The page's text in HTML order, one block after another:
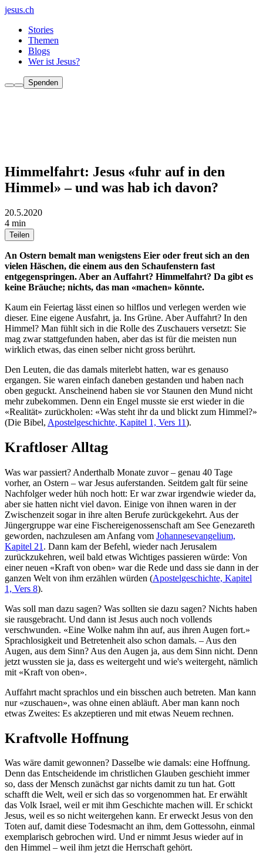
jesus.ch
Stories
Themen
Blogs
Wer ist Jesus?
Spenden
Himmelfahrt: Jesus «fuhr auf in den
Himmel» – und was hab ich davon?
20.5.2020
4 min
Teilen
An Ostern bemalt man wenigstens Eier oder freut sich an den
vielen Häschen, die einem aus den Schaufenstern fast
entgegenspringen. Aber an Auffahrt? Himmelfahrt? Da gibt es
keine Bräuche; nichts, das man «machen» könnte.
Kaum ein Feiertag lässt einen so hilflos und verlegen werden wie
dieser. Eine eigene Ausfahrt, ja. Ins Grüne. Aber Auffahrt? In den
Himmel? Man fühlt sich in die Rolle des Zuschauers versetzt: Sie
mag zwar stattgefunden haben, aber das ist für die meisten nun
wirklich etwas, das einen selber nicht gross berührt.
Den Leuten, die das damals miterlebt hatten, war es genauso
ergangen. Sie waren einfach daneben gestanden und haben nach
oben geguckt. Anscheinend haben sie vor Staunen den Mund nicht
mehr zubekommen. Denn ein Engel musste sie erst wieder in die
«Realität» zurückholen: «Was steht ihr da und blickt zum Himmel?»
(Die Bibel, Apostelgeschichte, Kapitel 1, Vers 11).
Kraftloser Alltag
Was war passiert? Anderthalb Monate zuvor – genau 40 Tage
vorher, an Ostern – war Jesus auferstanden. Seitdem galt für seine
Nachfolger weder hüh noch hott: Er war zwar irgendwie wieder da,
aber sie hatten nicht viel davon. Einige von ihnen waren in der
Zwischenzeit sogar in ihre alten Berufe zurückgekehrt. Aus der
Jüngergruppe war eine Fischereigenossenschaft am See Genezareth
geworden, nachzulesen am Anfang vom Johannesevangelium,
Kapitel 21 . Dann kam der Befehl, wieder nach Jerusalem
zurückzukehren, weil bald etwas Wichtiges passieren würde: Von
einer neuen «Kraft von oben» war die Rede und dass sie dann in der
ganzen Welt von ihm erzählen würden (Apostelgeschichte, Kapitel
1, Vers 8).
Was soll man dazu sagen? Was sollten sie dazu sagen? Nichts haben
sie rausgebracht. Und dann ist Jesus auch noch vollends
verschwunden. «Eine Wolke nahm ihn auf, aus ihren Augen fort.»
Sprachlosigkeit und Betretenheit also schon damals. – Aus den
Augen, aus dem Sinn? Aus den Augen ja, aus dem Sinn nicht. Denn
jetzt wussten sie ja, dass es weitergeht und wie's weitergeht, nämlich
mit «Kraft von oben».
Auffahrt macht sprachlos und ein bisschen auch betreten. Man kann
nur «zuschauen», was ohne einen abläuft. Aber man kann noch
etwas Zweites: Es akzeptieren und mit etwas Neuem rechnen.
Kraftvolle Hoffnung
Was wäre damit gewonnen? Dasselbe wie damals: eine Hoffnung.
Denn das Entscheidende im christlichen Glauben geschieht immer
so, dass der Mensch zunächst gar nichts damit zu tun hat. Gott
schafft die Welt, weil er sich das so vorgenommen hat. Er erwählt
das Volk Israel, weil er mit ihm Geschichte machen will. Er schickt
Jesus, weil es so nicht weitergehen kann. Er erweckt Jesus von den
Toten auf, damit diese Todesmacht an ihm, dem Gottessohn, einmal
exemplarisch gebrochen wird. Und er nimmt Jesus wieder auf in
den Himmel – weil ihm jetzt die Herrschaft gehört.